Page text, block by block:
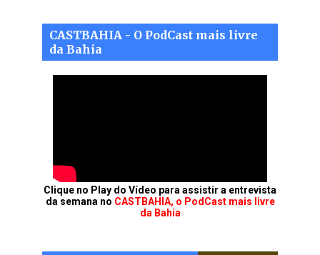
CASTBAHIA - O PodCast mais livre
da Bahia
Clique no Play do Vídeo para assistir a entrevista
da semana no CASTBAHIA, o PodCast mais livre
da Bahia